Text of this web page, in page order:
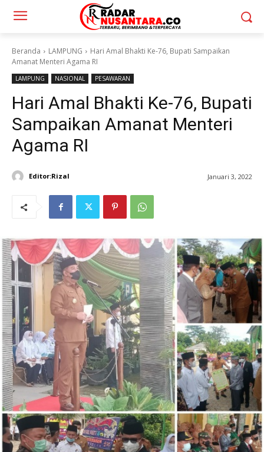
Beranda LAMPUNG
Hari Amal Bhakti Ke-76, Bupati Sampaikan
Amanat Menteri Agama RI
LAMPUNG NASIONAL PESAWARAN
Hari Amal Bhakti Ke-76, Bupati
Sampaikan Amanat Menteri
Agama RI
Editor:Rizal Januari 3, 2022